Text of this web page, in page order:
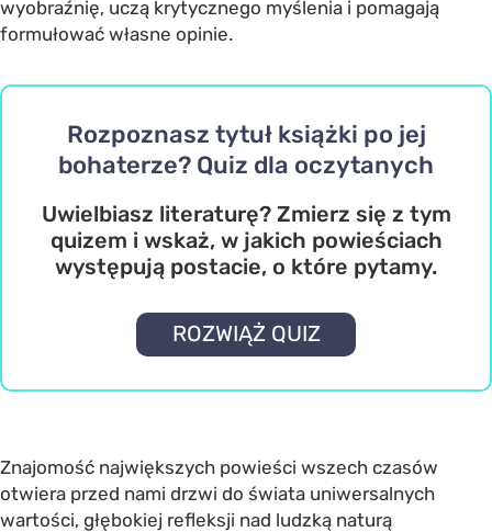
wyobraźnię, uczą krytycznego myślenia i pomagają
formułować własne opinie.
Rozpoznasz tytuł książki po jej
bohaterze? Quiz dla oczytanych
Uwielbiasz literaturę? Zmierz się z tym
quizem i wskaż, w jakich powieściach
występują postacie, o które pytamy.
ROZWIĄŻ QUIZ
Znajomość największych powieści wszech czasów
otwiera przed nami drzwi do świata uniwersalnych
wartości, głębokiej refleksji nad ludzką naturą